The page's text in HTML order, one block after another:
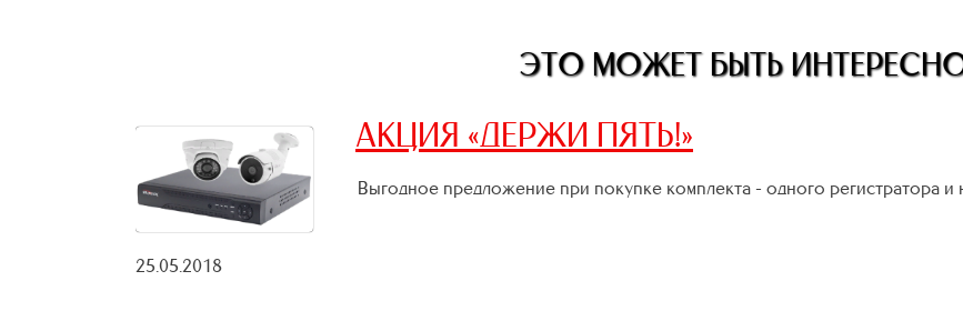
ЭТО МОЖЕТ БЫТЬ
25.05.2018
АКЦИЯ «ДЕРЖИ ПЯТЬ!»
Выгодное предложение при покупке комплекта - одного регистратора и